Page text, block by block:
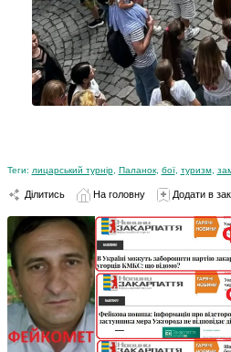
Теги: лицарський турнір, Паланок, бої, туризм,
Ділитись На головну Додати в